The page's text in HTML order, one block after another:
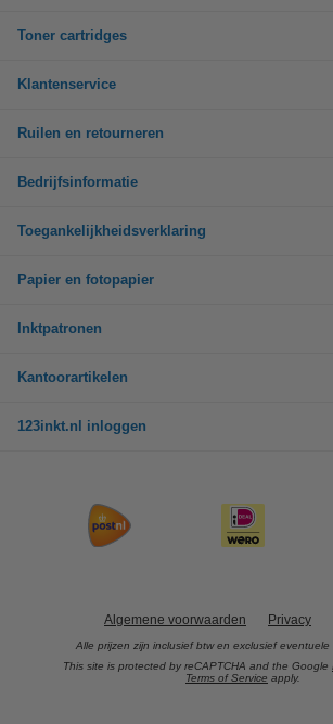
Toner cartridges
Klantenservice
Ruilen en retourneren
Bedrijfsinformatie
Toegankelijkheidsverklaring
Papier en fotopapier
Inktpatronen
Kantoorartikelen
123inkt.nl inloggen
Algemene voorwaarden Privacy
Alle prijzen zijn inclusief btw en exclusief eventuele
This site is protected by reCAPTCHA and the Google
Terms of Service apply.